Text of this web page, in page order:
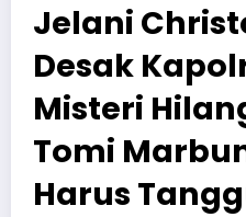
Jelani
Desak
Misteri
Tomi
Harus